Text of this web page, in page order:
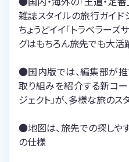
雑誌スタイルの旅行ガイド
ちょうどイイ「トラベラーズ
グはもちろん旅先でも大活
●国内版では、編集部が推
取り組みを紹介する新コ
ジェクト」が、多様な旅のス
●地図は、旅先での探しや
の仕様